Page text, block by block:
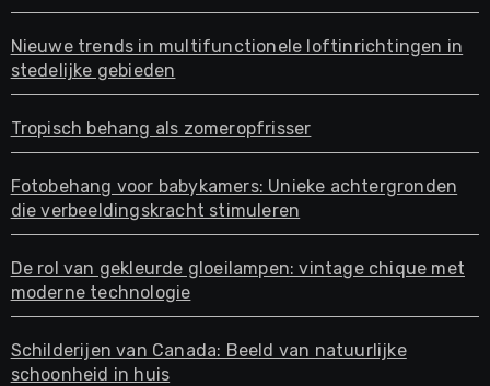
Nieuwe trends in multifunctionele loftinrichtingen in
stedelijke gebieden
Tropisch behang als zomeropfrisser
Fotobehang voor babykamers: Unieke achtergronden
die verbeeldingskracht stimuleren
De rol van gekleurde gloeilampen: vintage chique met
moderne technologie
Schilderijen van Canada: Beeld van natuurlijke
schoonheid in huis